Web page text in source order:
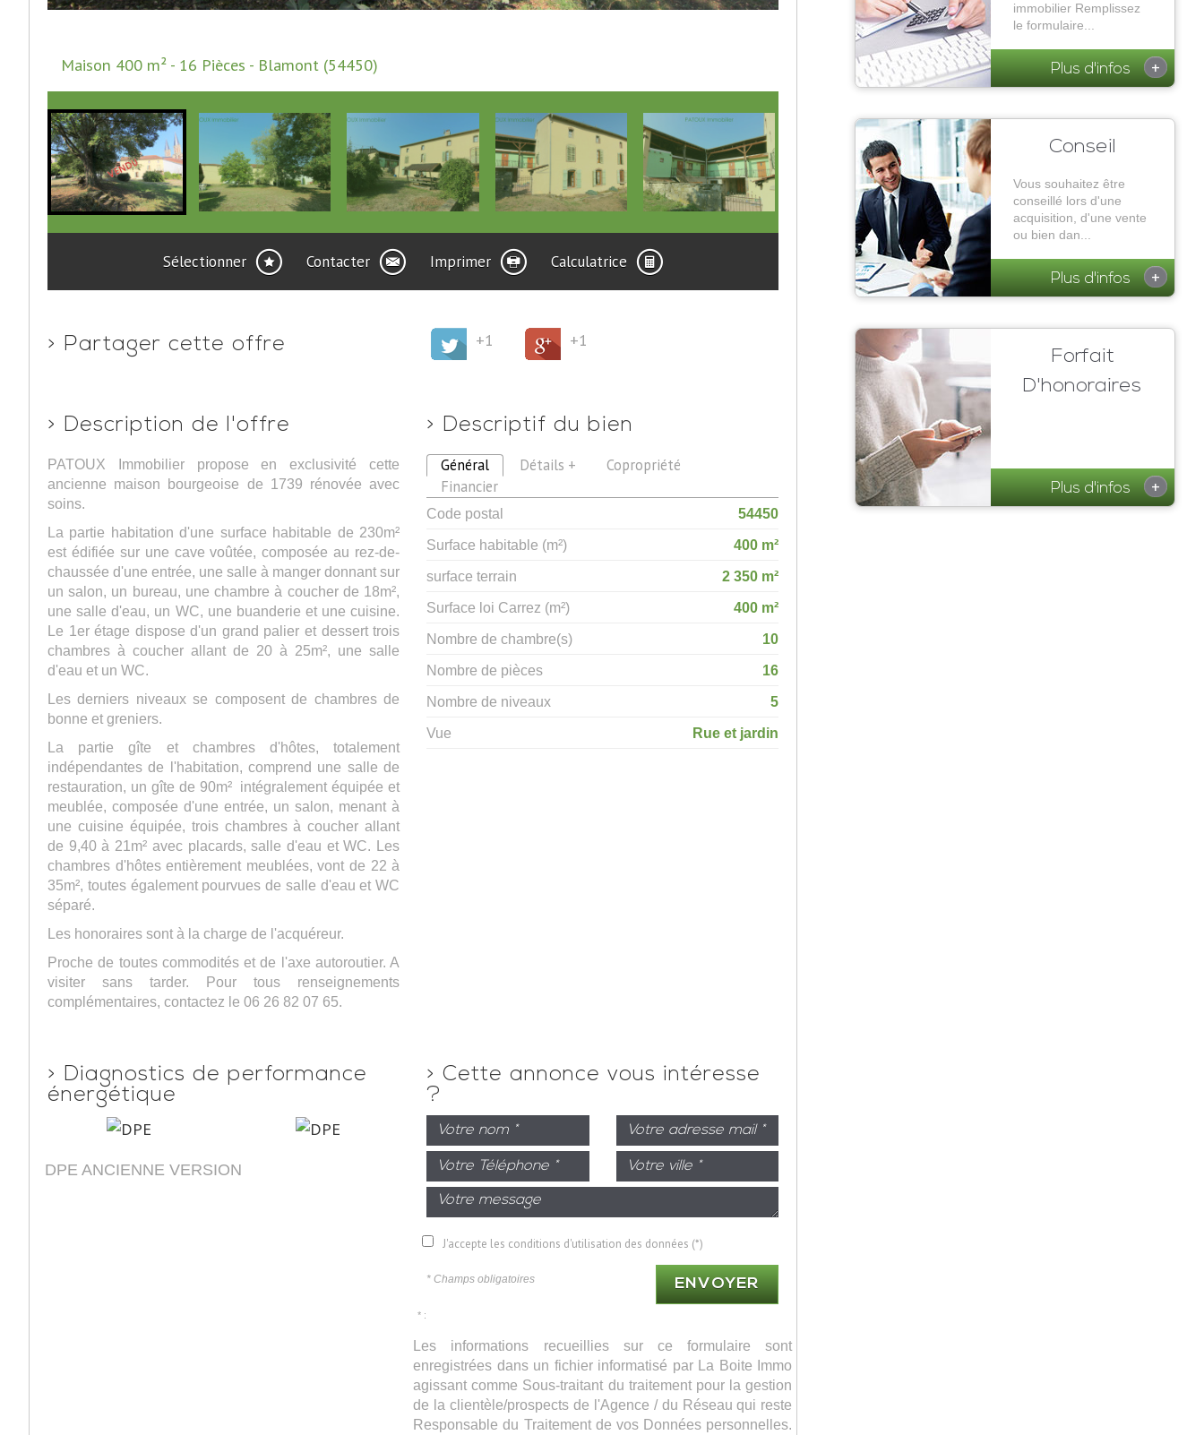
Maison 400 m² - 16 Pièces - Blamont (54450)
Sélectionner Contacter Imprimer Calculatrice
> Partager cette offre +1 +1
> Description de l'offre
PATOUX Immobilier propose en exclusivité cette
ancienne maison bourgeoise de 1739 rénovée avec
soins.
La partie habitation d'une surface habitable de 230m²
est édifiée sur une cave voûtée, composée au rez-de-
chaussée d'une entrée, une salle à manger donnant sur
un salon, un bureau, une chambre à coucher de 18m²,
une salle d'eau, un WC, une buanderie et une cuisine.
Le 1er étage dispose d'un grand palier et dessert trois
chambres à coucher allant de 20 à 25m², une salle
d'eau et un WC.
Les derniers niveaux se composent de chambres de
bonne et greniers.
La partie gîte et chambres d'hôtes, totalement
indépendantes de l'habitation, comprend une salle de
restauration, un gîte de 90m² intégralement équipée et
meublée, composée d'une entrée, un salon, menant à
une cuisine équipée, trois chambres à coucher allant
de 9,40 à 21m² avec placards, salle d'eau et WC. Les
chambres d'hôtes entièrement meublées, vont de 22 à
35m², toutes également pourvues de salle d'eau et WC
séparé.
Les honoraires sont à la charge de l'acquéreur.
Proche de toutes commodités et de l'axe autoroutier. A
visiter sans tarder. Pour tous renseignements
complémentaires, contactez le 06 26 82 07 65.
> Descriptif du bien
Général Détails +
Copropriété
Financier
Code postal
54450
Surface habitable (m²)
400 m²
surface terrain
2 350 m²
Surface loi Carrez (m²)
400 m²
Nombre de chambre(s)
10
Nombre de pièces
16
Nombre de niveaux
5
Vue
Rue et jardin
> Diagnostics de performance
énergétique
DPE ANCIENNE VERSION
>Cette annonce vous intéresse
?
J'accepte les conditions d'utilisation des données (*)
* Champs obligatoires ENVOYER
* :
Les informations recueillies sur ce formulaire sont
enregistrées dans un fichier informatisé par La Boite Immo
agissant comme Sous-traitant du traitement pour la gestion
de la clientèle/prospects de l'Agence / du Réseau qui reste
Responsable du Traitement de vos Données personnelles.
immobilier Remplissez
le formulaire...
Plus d'infos +
Conseil
Vous souhaitez être
conseillé lors d'une
acquisition, d'une vente
ou bien dan...
Plus d'infos +
Forfait
D'honoraires
Plus d'infos +